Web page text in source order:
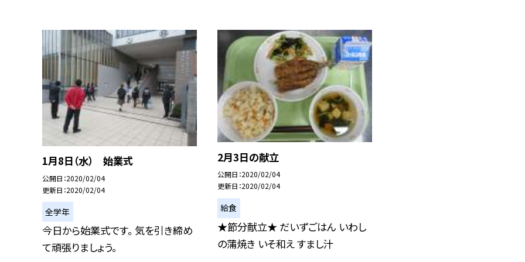
1月8日（水） 始業式
公開日 2020/02/04
更新日 2020/02/04
全学年
今日から始業式です。 気を引き締め
て頑張りましょう。
2月3日の献立
公開日 2020/02/04
更新日 2020/02/04
給食
★節分献立★ だいずごはん いわし
の蒲焼き いそ和え すまし汁